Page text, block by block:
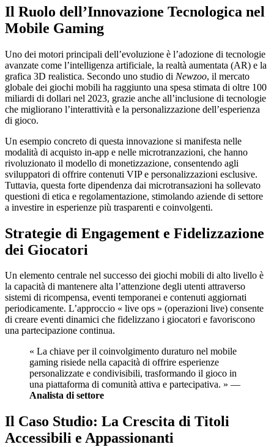
Il Ruolo dell’Innovazione Tecnologica nel
Mobile Gaming
Uno dei motori principali dell’evoluzione è l’adozione di tecnologie
avanzate come l’intelligenza artificiale, la realtà aumentata (AR) e la
grafica 3D realistica. Secondo uno studio di Newzoo, il mercato
globale dei giochi mobili ha raggiunto una spesa stimata di oltre 100
miliardi di dollari nel 2023, grazie anche all’inclusione di tecnologie
che migliorano l’interattività e la personalizzazione dell’esperienza
di gioco.
Un esempio concreto di questa innovazione si manifesta nelle
modalità di acquisto in-app e nelle microtranzazioni, che hanno
rivoluzionato il modello di monetizzazione, consentendo agli
sviluppatori di offrire contenuti VIP e personalizzazioni esclusive.
Tuttavia, questa forte dipendenza dai microtransazioni ha sollevato
questioni di etica e regolamentazione, stimolando aziende di settore
a investire in esperienze più trasparenti e coinvolgenti.
Strategie di Engagement e Fidelizzazione
dei Giocatori
Un elemento centrale nel successo dei giochi mobili di alto livello è
la capacità di mantenere alta l’attenzione degli utenti attraverso
sistemi di ricompensa, eventi temporanei e contenuti aggiornati
periodicamente. L’approccio « live ops » (operazioni live) consente
di creare eventi dinamici che fidelizzano i giocatori e favoriscono
una partecipazione continua.
« La chiave per il coinvolgimento duraturo nel mobile
gaming risiede nella capacità di offrire esperienze
personalizzate e condivisibili, trasformando il gioco in
una piattaforma di comunità attiva e partecipativa. » —
Analista di settore
Il Caso Studio: La Crescita di Titoli
Accessibili e Appassionanti